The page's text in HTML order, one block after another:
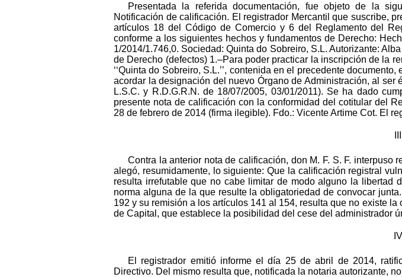
Presentada la referida documentación, fue objeto de la
Notificación de calificación. El registrador Mercantil que suscribe,
artículos 18 del Código de Comercio y 6 del Reglamento del
conforme a los siguientes hechos y fundamentos de Derecho:
1/2014/1.746,0. Sociedad: Quinta do Sobreiro, S.L. Autorizante:
de Derecho (defectos) 1.–Para poder practicar la inscripción de la
‘‘Quinta do Sobreiro, S.L.’’, contenida en el precedente
acordar la designación del nuevo Órgano de Administración, al
L.S.C. y R.D.G.R.N. de 18/07/2005, 03/01/2011). Se ha dado
presente nota de calificación con la conformidad del cotitular del
28 de febrero de 2014 (firma ilegible). Fdo.: Vicente Artime Cot. El
Contra la anterior nota de calificación, don M. F. S. F.
alegó, resumidamente, lo siguiente: Que la calificación registral
resulta irrefutable que no cabe limitar de modo alguno la libertad
norma alguna de la que resulte la obligatoriedad de convocar
192 y su remisión a los artículos 141 al 154, resulta que no existe
de Capital, que establece la posibilidad del cese del administrador
IV
El registrador emitió informe el día 25 de abril de 2014,
Directivo. Del mismo resulta que, notificada la notaria autorizante,